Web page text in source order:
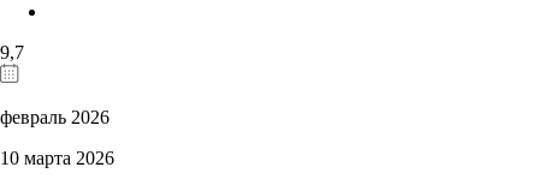
9,7
февраль 2026
10 марта 2026